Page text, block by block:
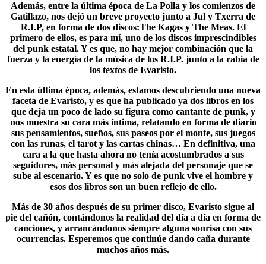
Además, entre la última época de La Polla y los comienzos de
Gatillazo, nos dejó un breve proyecto junto a Jul y Txerra de
R.I.P, en forma de dos discos:The Kagas y The Meas. El
primero de ellos, es para mí, uno de los discos imprescindibles
del punk estatal. Y es que, no hay mejor combinación que la
fuerza y la energía de la música de los R.I.P. junto a la rabia de
los textos de Evaristo.
En esta última época, además, estamos descubriendo una nueva
faceta de Evaristo, y es que ha publicado ya dos libros en los
que deja un poco de lado su figura como cantante de punk, y
nos muestra su cara más íntima, relatando en forma de diario
sus pensamientos, sueños, sus paseos por el monte, sus juegos
con las runas, el tarot y las cartas chinas… En definitiva, una
cara a la que hasta ahora no tenía acostumbrados a sus
seguidores, más personal y más alejada del personaje que se
sube al escenario. Y es que no solo de punk vive el hombre y
esos dos libros son un buen reflejo de ello.
Más de 30 años después de su primer disco, Evaristo sigue al
pie del cañón, contándonos la realidad del día a día en forma de
canciones, y arrancándonos siempre alguna sonrisa con sus
ocurrencias. Esperemos que continúe dando caña durante
muchos años más.